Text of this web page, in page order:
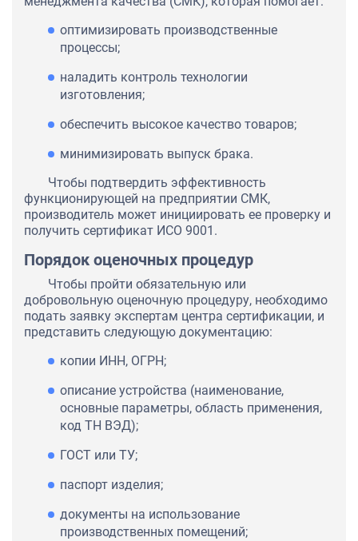
оптимизировать производственные
процессы;
наладить контроль технологии
изготовления;
обеспечить высокое качество товаров;
минимизировать выпуск брака.
Чтобы подтвердить эффективность
функционирующей на предприятии СМК,
производитель может инициировать ее проверку и
получить сертификат ИСО 9001.
Порядок оценочных процедур
Чтобы пройти обязательную или
добровольную оценочную процедуру, необходимо
подать заявку экспертам центра сертификации, и
представить следующую документацию:
копии ИНН, ОГРН;
описание устройства (наименование,
основные параметры, область применения,
код ТН ВЭД);
ГОСТ или ТУ;
паспорт изделия;
документы на использование
производственных помещений;